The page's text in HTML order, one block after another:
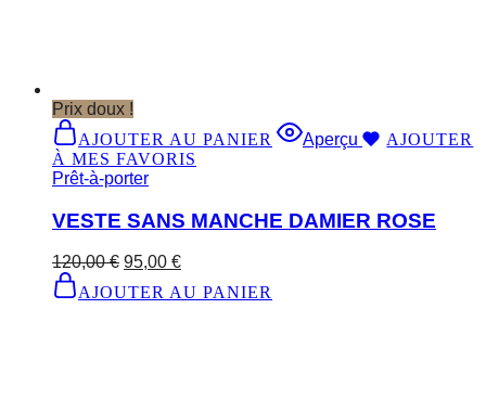
Prix doux !
AJOUTER AU PANIER
Aperçu
AJOUTER
À MES FAVORIS
Prêt-à-porter
VESTE SANS MANCHE DAMIER ROSE
120,00€ 95,00 €
AJOUTER AU PANIER